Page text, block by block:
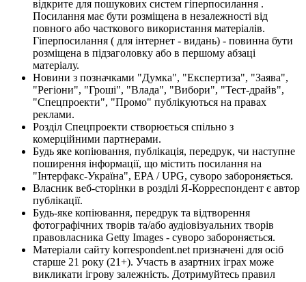
відкрите для пошукових систем гіперпосилання .
Посилання має бути розміщена в незалежності від
повного або часткового використання матеріалів.
Гіперпосилання ( для інтернет - видань) - повинна бути
розміщена в підзаголовку або в першому абзаці
матеріалу.
Новини з позначками "Думка", "Експертиза", "Заява",
"Регіони", "Гроші", "Влада", "Вибори", "Тест-драйв",
"Спецпроекти", "Промо" публікуються на правах
реклами.
Розділ Спецпроекти створюється спільно з
комерційними партнерами.
Будь яке копіювання, публікація, передрук, чи наступне
поширення інформації, що містить посилання на
"Інтерфакс-Україна", EPA / UPG, суворо забороняється.
Власник веб-сторінки в розділі Я-Корреспондент є автор
публікації.
Будь-яке копіювання, передрук та відтворення
фотографічних творів та/або аудіовізуальних творів
правовласника Getty Images - суворо забороняється.
Матеріали сайту korrespondent.net призначені для осіб
старше 21 року (21+). Участь в азартних іграх може
викликати ігрову залежність. Дотримуйтесь правил